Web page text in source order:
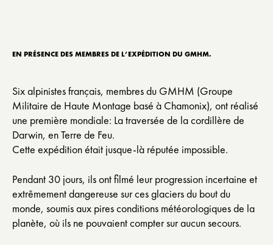
EN PRÉSENCE DES MEMBRES DE L’EXPÉDITION DU GMHM.
Six alpinistes français, membres du GMHM (Groupe
Militaire de Haute Montage basé à Chamonix), ont réalisé
une première mondiale: La traversée de la cordillère de
Darwin, en Terre de Feu.
Cette expédition était jusque-là réputée impossible.
Pendant 30 jours, ils ont filmé leur progression incertaine et
extrêmement dangereuse sur ces glaciers du bout du
monde, soumis aux pires conditions météorologiques de la
planète, où ils ne pouvaient compter sur aucun secours.